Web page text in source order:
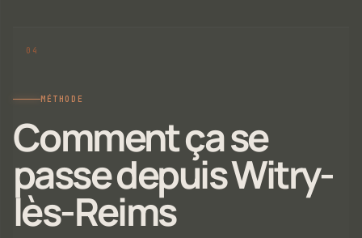
MÉTHODE
Comment ça se
passe depuis Witry-
lès-Reims